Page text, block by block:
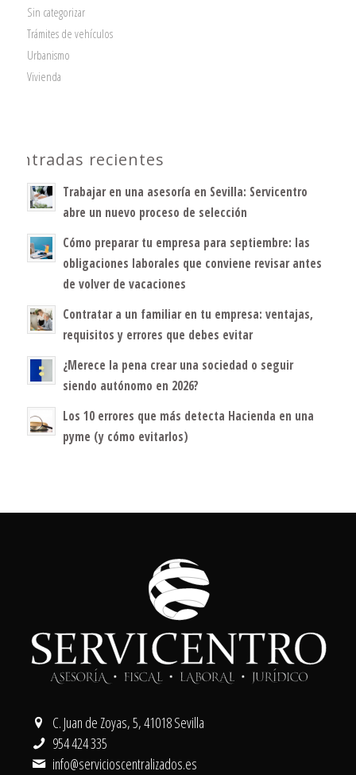
Sin categorizar
Trámites de vehículos
Urbanismo
Vivienda
Entradas recientes
Trabajar en una asesoría en Sevilla: Servicentro
abre un nuevo proceso de selección
Cómo preparar tu empresa para septiembre: las
obligaciones laborales que conviene revisar antes
de volver de vacaciones
Contratar a un familiar en tu empresa: ventajas,
requisitos y errores que debes evitar
¿Merece la pena crear una sociedad o seguir
siendo autónomo en 2026?
Los 10 errores que más detecta Hacienda en una
pyme (y cómo evitarlos)
C. Juan de Zoyas, 5, 41018 Sevilla
954 424 335
info@servicioscentralizados.es